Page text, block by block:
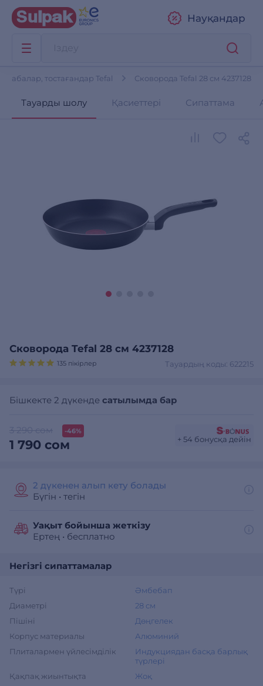
Науқандар
Табалар, тостағандар Tefal Сковорода Tefal 28 см 4237128
Тауарды шолу Қасиеттері Сипаттама
Сковорода Tefal 28 см 4237128
Тауардың коды: 622215
135 пікірлер
Бішкекте 2 дүкенде сатылымда бар
-46%
1 790 сом + 54 бонусқа дейін
2 дүкенен алып кету болады
Бүгін • тегін
Уақыт бойынша жеткізу
Ертең • бесплатно
Негізгі сипаттамалар
Түрі
Әмбебап
Диаметрі
28 см
Пішіні
Дөңгелек
Корпус материалы
Алюминий
Плиталармен үйлесімділік
Индукциядан басқа барлық
түрлері
Қақпақ жиынтықта
Жоқ